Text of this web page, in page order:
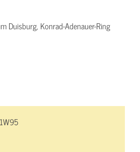
Duisburg, Konrad-Adenauer-Ring